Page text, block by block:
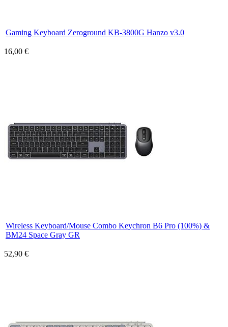
Gaming Keyboard Zeroground KB-3800G Hanzo v3.0
16,00 €
Wireless Keyboard/Mouse Combo Keychron B6 Pro (100%) &
BM24 Space Gray GR
52,90 €